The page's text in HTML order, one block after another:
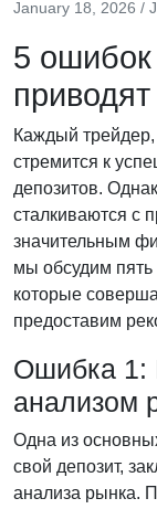
January 18, 2026 /
5 ошибок
Каждый
стремится к
депозитов.
сталкиваются с
значительным
мы обсудим
которые
предоставим
Ошибка 1:
анализом
Одна из
свой депозит,
анализа рынка.